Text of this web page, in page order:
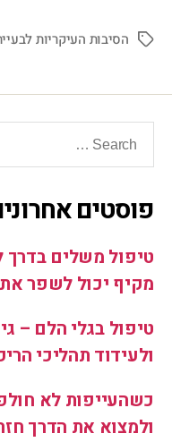
הסיבות העיקריות
פוסטים
טיפול משלים בדרך
מקיף יכול לשפר
טיפול בגלי הלם –
ולעידוד תהליכי
כשהעייפות לא
ולמצוא את הדרך